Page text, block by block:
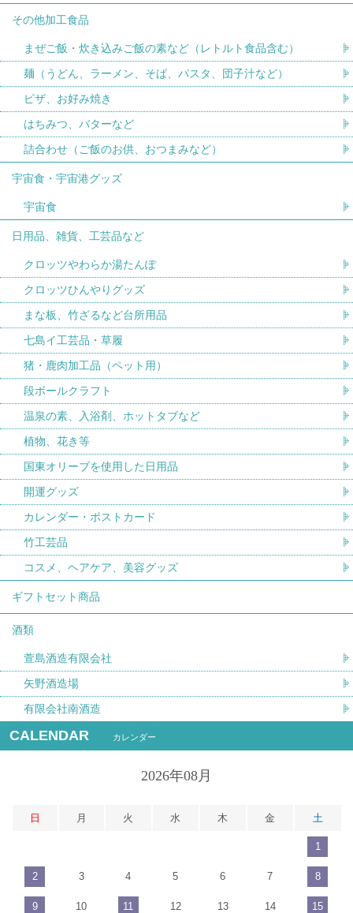
その他加工食品
まぜご飯・炊き込みご飯の素など（レトルト食品含む）
麺（うどん、ラーメン、そば、パスタ、団子汁など）
ピザ、お好み焼き
はちみつ、バターなど
詰合わせ（ご飯のお供、おつまみなど）
宇宙食・宇宙港グッズ
宇宙食
日用品、雑貨、工芸品など
クロッツやわらか湯たんぽ
クロッツひんやりグッズ
まな板、竹ざるなど台所用品
七島イ工芸品・草履
猪・鹿肉加工品（ペット用）
段ボールクラフト
温泉の素、入浴剤、ホットタブなど
植物、花き等
国東オリーブを使用した日用品
開運グッズ
カレンダー・ポストカード
竹工芸品
コスメ、ヘアケア、美容グッズ
ギフトセット商品
酒類
萱島酒造有限会社
矢野酒造場
有限会社南酒造
CALENDAR カレンダー
2026年08月
日 月 火 水 木 金 土
1
2 3 4 5 6 7 8
9 10 11 12 13 14 15